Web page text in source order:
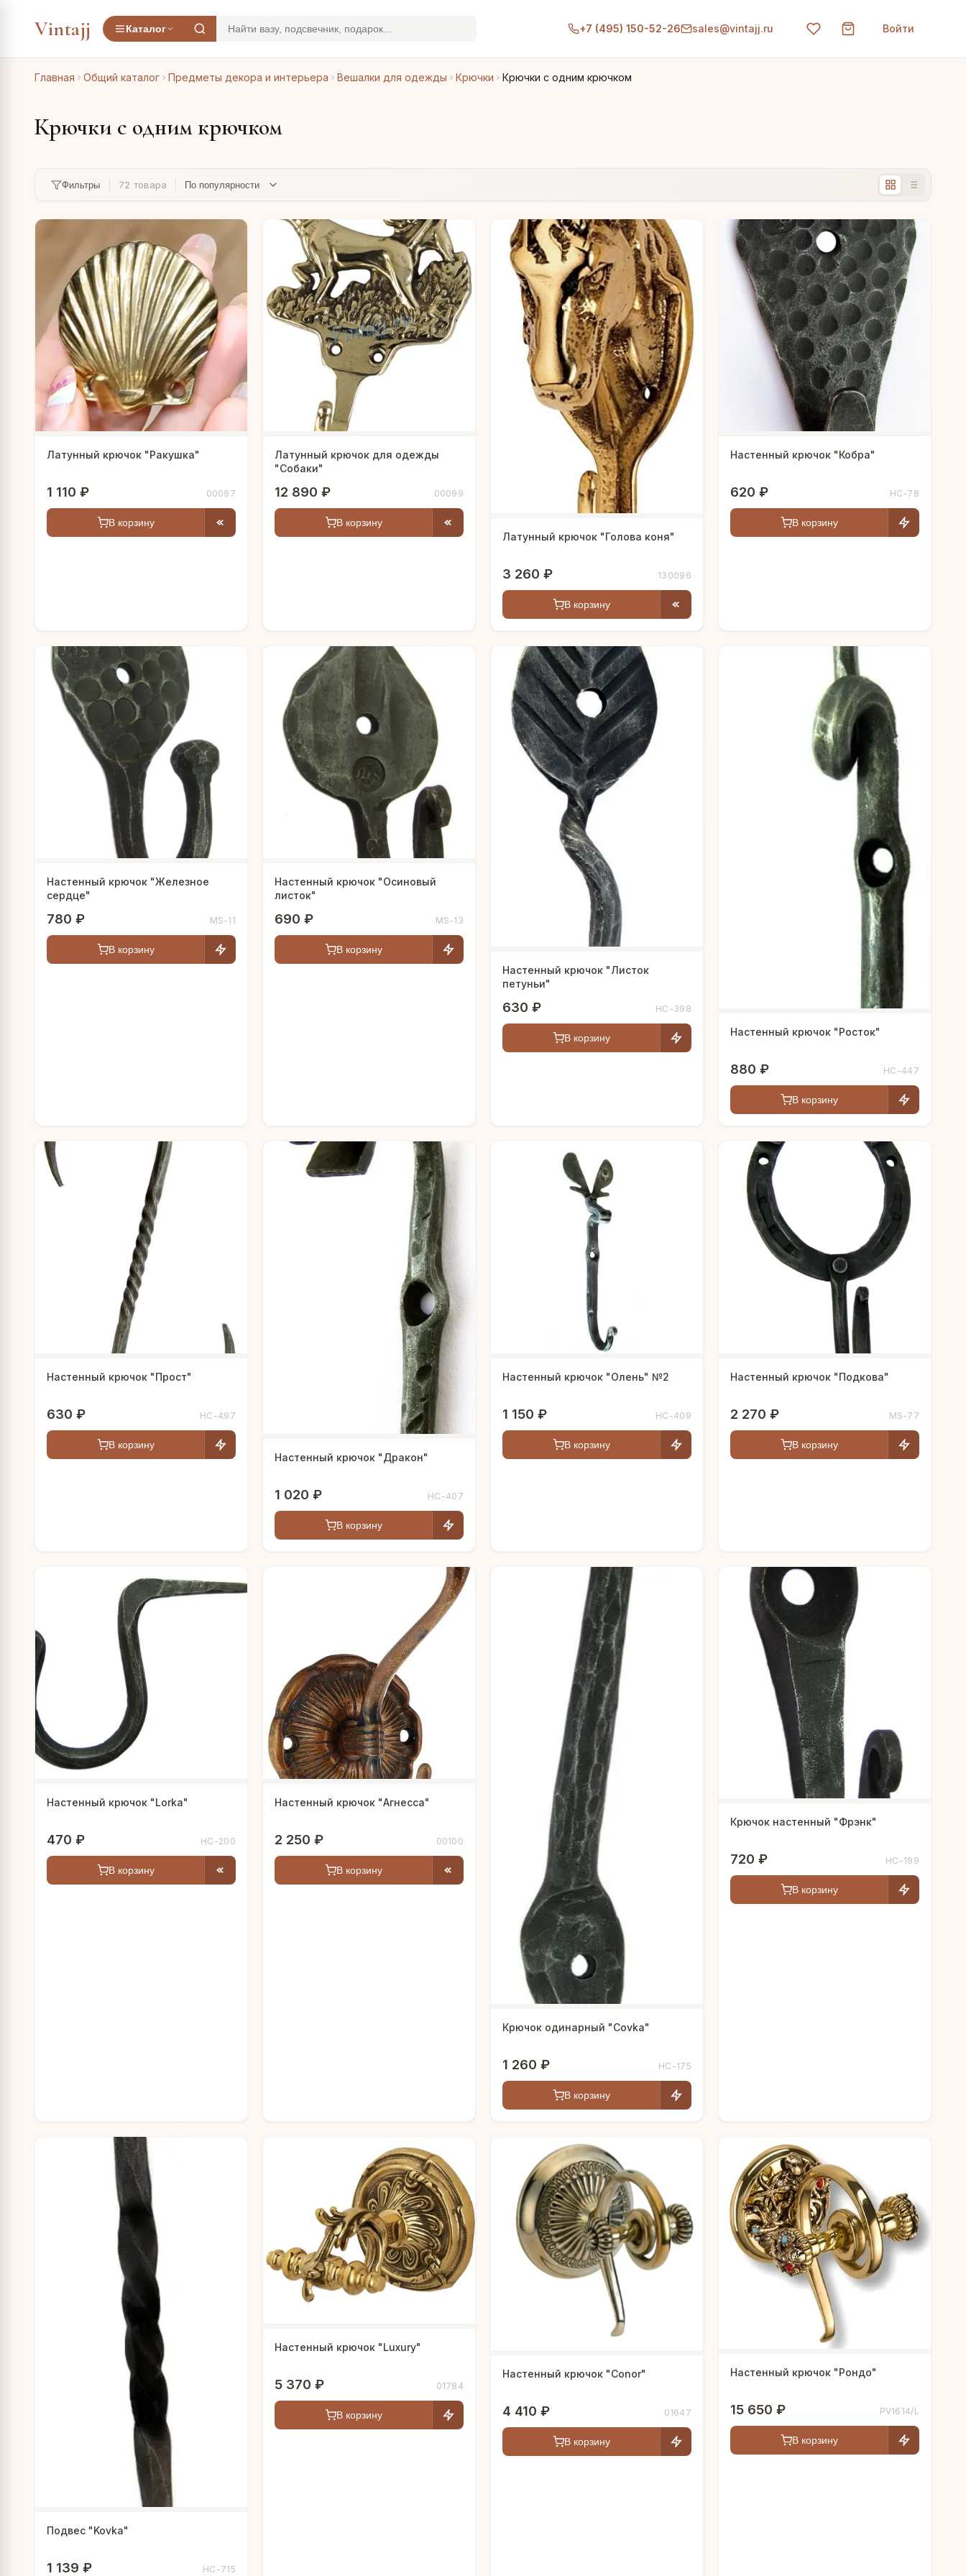
Vintajj Каталог +7 (495) 150-52-26 sales@vintajj.ru Войти
Главная Общий каталог Предметы декора и интерьера Вешалки для одежды Крючки Крючки с одним крючком
Крючки с одним крючком
Фильтры 72 товара
сахарница
кофейник
Латунный крючок "Ракушка"
1 110 ₽ 00097
В корзину
Латунный крючок для одежды
"Собаки"
12 890 ₽ 00099
В корзину
Латунный крючок "Голова коня"
3 260 ₽ 130096
В корзину
Настенный крючок "Кобра"
620 ₽ HC-78
В корзину
Настенный крючок "Железное
сердце"
780 ₽ MS-11
В корзину
Настенный крючок "Осиновый
листок"
690 ₽ MS-13
В корзину
Настенный крючок "Листок
петуньи"
630 ₽ HC-398
В корзину
Настенный крючок "Росток"
880 ₽ HC-447
В корзину
Настенный крючок "Прост"
630 ₽ HC-497
В корзину
Настенный крючок "Дракон"
1 020 ₽ HC-407
В корзину
Настенный крючок "Олень" №2
1 150 ₽ HC-409
В корзину
Настенный крючок "Подкова"
2 270 ₽ MS-77
В корзину
Настенный крючок "Lorka"
470 ₽ HC-200
В корзину
Настенный крючок "Агнесса"
2 250 ₽ 00100
В корзину
Крючок одинарный "Covka"
1 260 ₽ HC-175
В корзину
Крючок настенный "Фрэнк"
720 ₽ HC-199
В корзину
Подвес "Kovka"
1 139 ₽ НС-715
Настенный крючок "Luxury"
5 370 ₽ 01784
В корзину
Настенный крючок "Сonor"
4 410 ₽ 01647
В корзину
Настенный крючок "Рондо"
15 650 ₽ PV1614/L
В корзину